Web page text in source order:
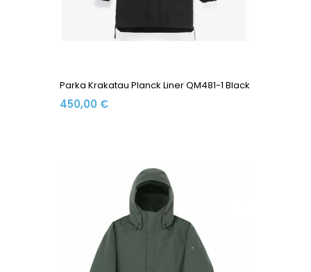
Parka Krakatau Planck Liner QM481-1 Black
450,00 €